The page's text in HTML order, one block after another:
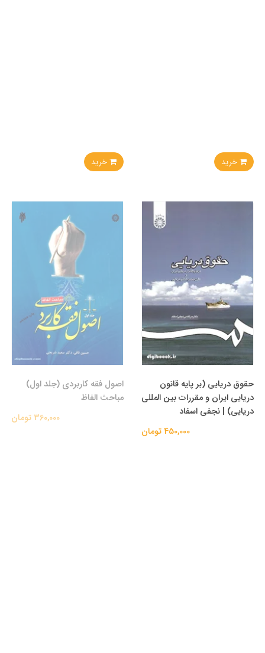
خرید خرید
حقوق دریایی (بر پایه قانون
دریایی ایران و مقررات بین المللی
دریایی) | نجفی اسفاد
450,000 تومان
اصول فقه کاربردی (جلد اول)
مباحث الفاظ
360,000 تومان